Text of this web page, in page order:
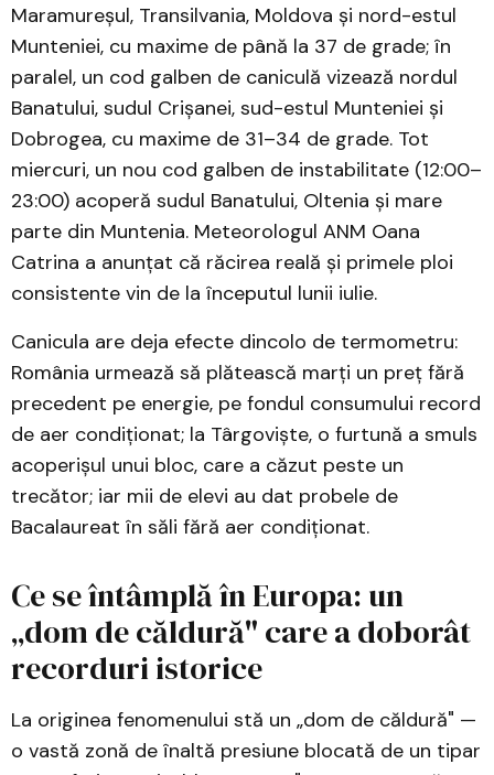
Maramureșul, Transilvania, Moldova și nord-estul
Munteniei, cu maxime de până la 37 de grade; în
paralel, un cod galben de caniculă vizează nordul
Banatului, sudul Crișanei, sud-estul Munteniei și
Dobrogea, cu maxime de 31–34 de grade. Tot
miercuri, un nou cod galben de instabilitate (12:00–
23:00) acoperă sudul Banatului, Oltenia și mare
parte din Muntenia. Meteorologul ANM Oana
Catrina a anunțat că răcirea reală și primele ploi
consistente vin de la începutul lunii iulie.
Canicula are deja efecte dincolo de termometru:
România urmează să plătească marți un preț fără
precedent pe energie, pe fondul consumului record
de aer condiționat; la Târgoviște, o furtună a smuls
acoperișul unui bloc, care a căzut peste un
trecător; iar mii de elevi au dat probele de
Bacalaureat în săli fără aer condiționat.
Ce se întâmplă în Europa: un
„dom de căldură" care a doborât
recorduri istorice
La originea fenomenului stă un „dom de căldură" —
o vastă zonă de înaltă presiune blocată de un tipar